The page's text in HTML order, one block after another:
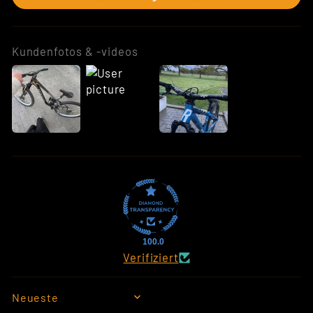
Kundenfotos & -videos
100.0
Verifiziert
SORT BY